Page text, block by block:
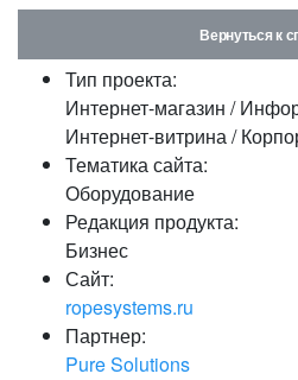
Забыли свой
или войдите
Вернуться к
Тип проекта:
Интернет-магазин /
Интернет-витрина /
Тематика сайта:
Оборудование
Редакция продукта:
Бизнес
Сайт:
ropesystems.ru
Партнер:
Pure Solutions